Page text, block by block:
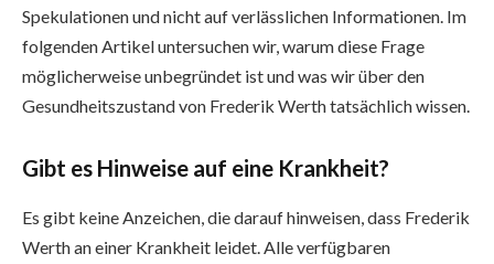
Spekulationen und nicht auf verlässlichen Informationen. Im
folgenden Artikel untersuchen wir, warum diese Frage
möglicherweise unbegründet ist und was wir über den
Gesundheitszustand von Frederik Werth tatsächlich wissen.
Gibt es Hinweise auf eine Krankheit?
Es gibt keine Anzeichen, die darauf hinweisen, dass Frederik
Werth an einer Krankheit leidet. Alle verfügbaren